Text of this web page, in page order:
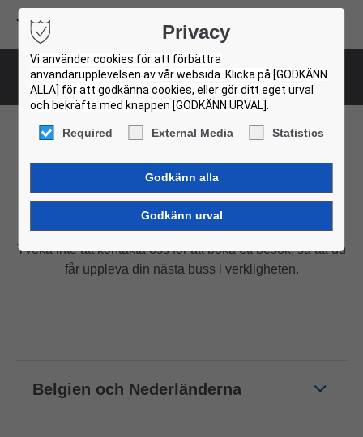
Privacy
Vi använder cookies för att förbättra
användarupplevelsen av vår websida. Klicka på [GODKÄNN
ALLA] för att godkänna cookies, eller gör ditt eget urval
och bekräfta med knappen [GODKÄNN URVAL].
Required External Media Statistics
Used bus centers
Used bus centers
Besökare Välkomna!
Tveka inte att kontakta oss för att boka ett besök, så att du
får uppleva din nästa buss i verkligheten.
Belgien och Nederländerna